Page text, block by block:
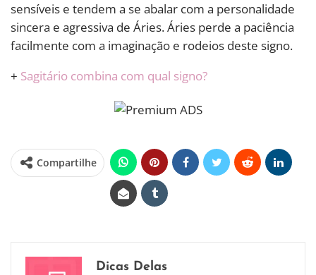
sensíveis e tendem a se abalar com a personalidade
sincera e agressiva de Áries. Áries perde a paciência
facilmente com a imaginação e rodeios deste signo.
+ Sagitário combina com qual signo?
Compartilhe
Dicas Delas